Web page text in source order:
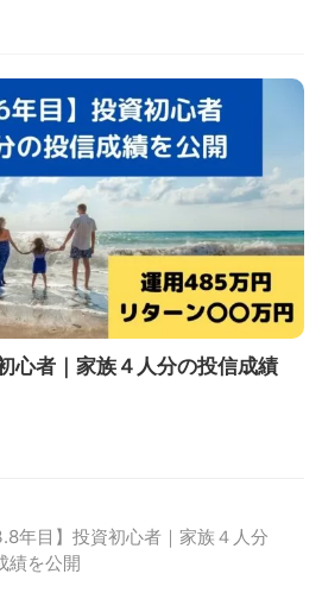
心者｜家族４人分の投信成績
年目】投資初心者｜家族４人分
績を公開